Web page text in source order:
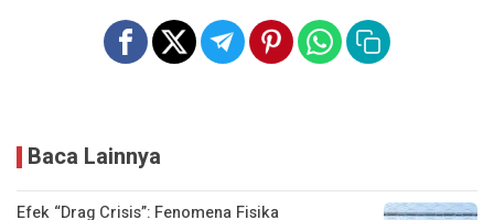
Baca Lainnya
Efek “Drag Crisis”: Fenomena Fisika